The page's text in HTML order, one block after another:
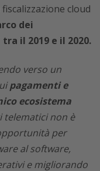
cloud
dei
il 2019 e il 2020.
verso un
pagamenti e
ecosistema
telematici non è
per
al software,
e migliorando